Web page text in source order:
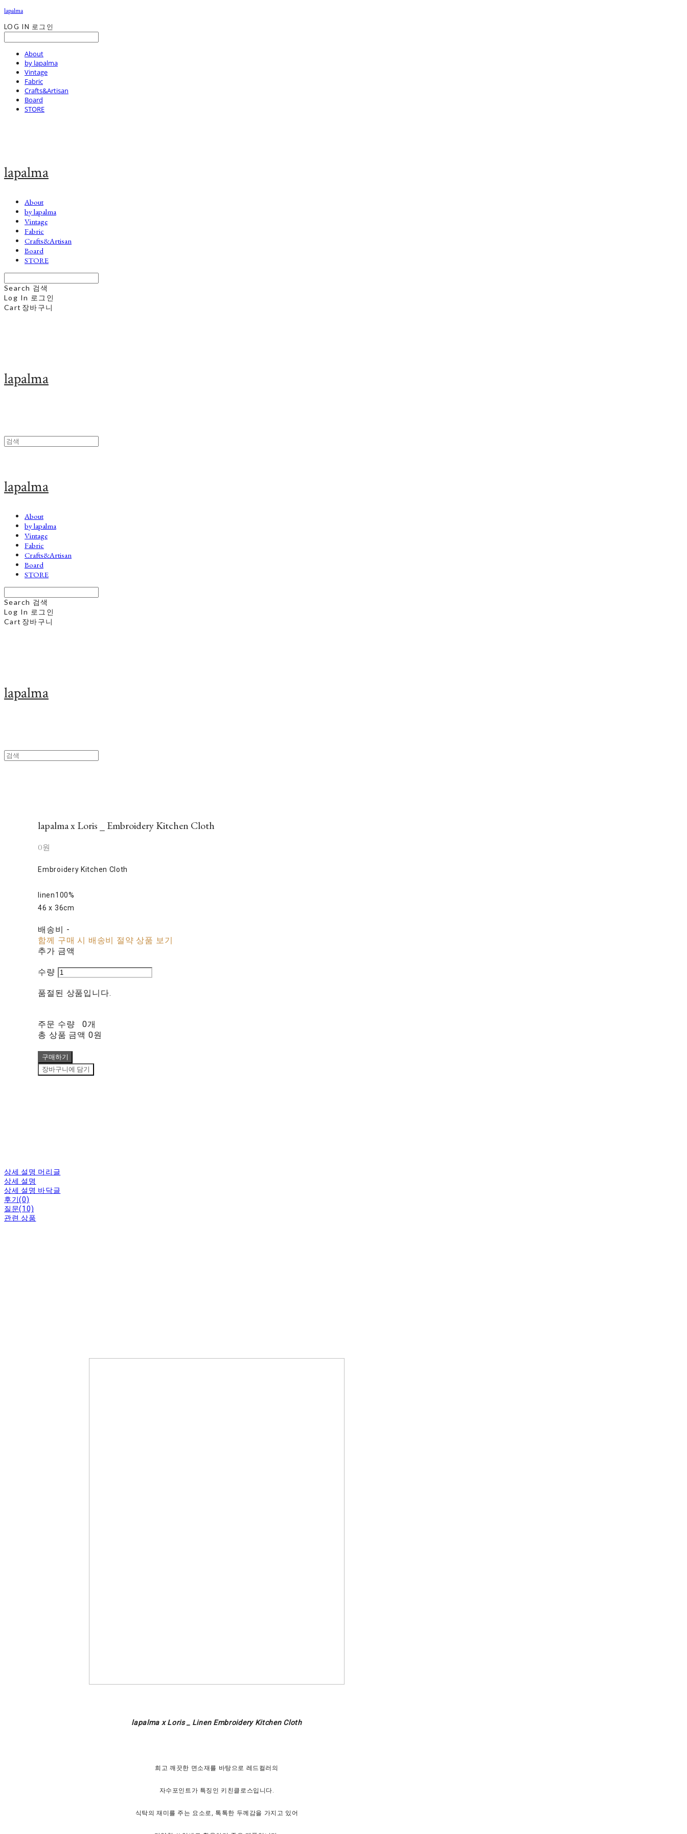
lapalma
LOG IN 로그인
About
by lapalma
Vintage
Fabric
Crafts&Artisan
Board
STORE
lapalma
About
by lapalma
Vintage
Fabric
Crafts&Artisan
Board
STORE
Search 검색
Log In 로그인
Cart 장바구니
lapalma
lapalma
About
by lapalma
Vintage
Fabric
Crafts&Artisan
Board
STORE
Search 검색
Log In 로그인
Cart 장바구니
lapalma
lapalma x Loris _ Embroidery Kitchen Cloth
0원
Embroidery Kitchen Cloth
linen100%
46 x 36cm
배송비 -
함께 구매 시 배송비 절약 상품 보기
추가 금액
수량
품절된 상품입니다.
주문 수량
0개
총 상품 금액 0원
구매하기
장바구니에 담기
상세 설명 머리글
상세 설명
상세 설명 바닥글
후기(0)
질문(10)
관련 상품
lapalma x Loris _ Linen Embroidery Kitchen Cloth
희고 깨끗한 면소재를 바탕으로 레드컬러의
자수포인트가 특징인 키친클로스입니다.
식탁의 재미를 주는 요소로, 톡톡한 두께감을 가지고 있어